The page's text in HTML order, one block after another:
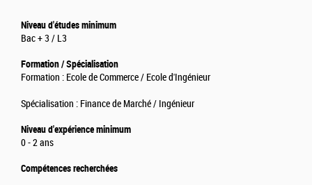
Niveau d'études minimum
Bac + 3 / L3
Formation / Spécialisation
Formation : Ecole de Commerce / Ecole d'Ingénieur
Spécialisation : Finance de Marché / Ingénieur
Niveau d'expérience minimum
0 - 2 ans
Compétences recherchées